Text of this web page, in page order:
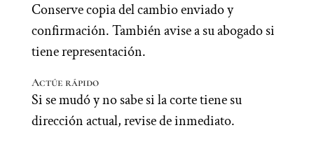
Conserve copia del cambio enviado y
confirmación. También avise a su abogado si
tiene representación.
Actúe rápido
Si se mudó y no sabe si la corte tiene su
dirección actual, revise de inmediato.